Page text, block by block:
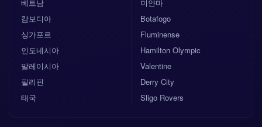
베트남
캄보디아
싱가포르
인도네시아
말레이시아
필리핀
태국
미얀마
Botafogo
Fluminense
Hamilton Olympic
Valentine
Derry City
Sligo Rovers